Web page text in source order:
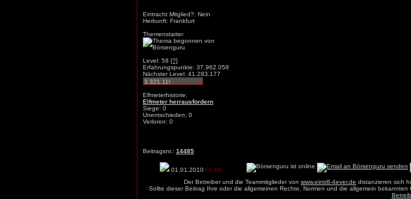
Eintracht Mitglied?: Nein
Herkunft: Frankfurt
Themenstarter
Level: 58 [?]
Erfahrungspunkte: 37.962.058
Nächster Level: 41.283.177
Elfmeterhistorie:
Elfmeter herrausfordern
Siege: 0
Unentschieden: 0
Verloren: 0
Beitragsnr.: 14485
01.01.2010 01:00
Der Betreiber und die Teammitglieder von www.eintr8-4ever.de distanzieren sich
Sollte dieser Beitrag Ihre oder die allgemeinen Rechte, Normen und die allgemein